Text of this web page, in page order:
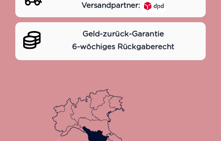
Versandpartner:
Geld-zurück-Garantie
6-wöchiges Rückgaberecht